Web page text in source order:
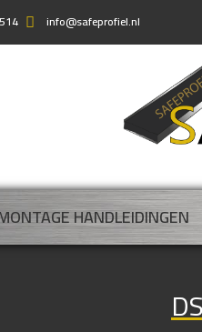
info@safeprofiel.nl
HANDLEIDINGEN